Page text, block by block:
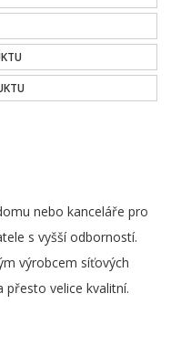
nebo kanceláře pro
s vyšší odborností.
výrobcem síťových
přesto velice kvalitní.